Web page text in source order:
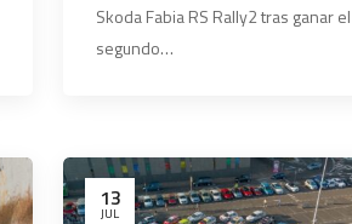
Skoda Fabia RS Rally2 tras ganar el
segundo…
13
JUL